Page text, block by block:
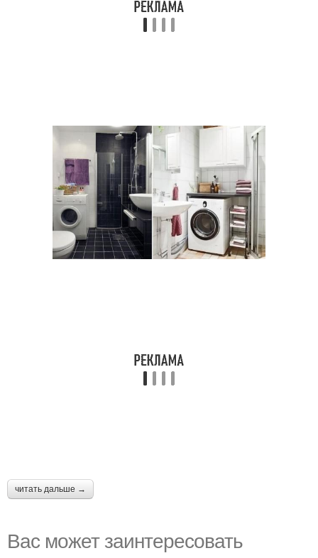
читать дальше →
Вас может заинтересовать